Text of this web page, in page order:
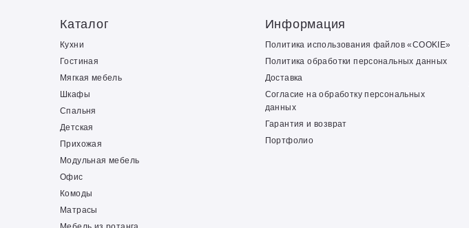
Каталог
Кухни
Гостиная
Мягкая мебель
Шкафы
Спальня
Детская
Прихожая
Модульная мебель
Офис
Комоды
Матрасы
Информация
Политика использования файлов «COOKIE»
Политика обработки персональных данных
Доставка
Согласие на обработку персональных
данных
Гарантия и возврат
Портфолио